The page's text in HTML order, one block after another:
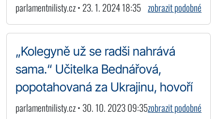
parlamentnilisty.cz • 23. 1. 2024 18:35 zobrazit podobné
„Kolegyně už se radši nahrává
sama.“ Učitelka Bednářová,
popotahovaná za Ukrajinu, hovoří
parlamentnilisty.cz • 30. 10. 2023 09:35zobrazit podobné